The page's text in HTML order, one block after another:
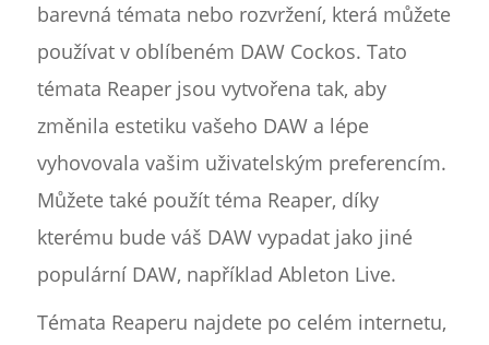
barevná témata nebo rozvržení, která můžete
používat v oblíbeném DAW Cockos. Tato
témata Reaper jsou vytvořena tak, aby
změnila estetiku vašeho DAW a lépe
vyhovovala vašim uživatelským preferencím.
Můžete také použít téma Reaper, díky
kterému bude váš DAW vypadat jako jiné
populární DAW, například Ableton Live.
Témata Reaperu najdete po celém internetu,